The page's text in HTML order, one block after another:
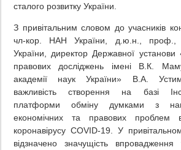
сталого розвитку України.
З привітальним словом до учасників
чл-кор. НАН України, д.ю.н., проф.,
України, директор Державної установи
правових досліджень імені В.К.
академії наук України» В.А.
важливість створення на базі
платформи обміну думками з
економічних та правових проблем
коронавірусу COVID-19. У
відзначено значущість